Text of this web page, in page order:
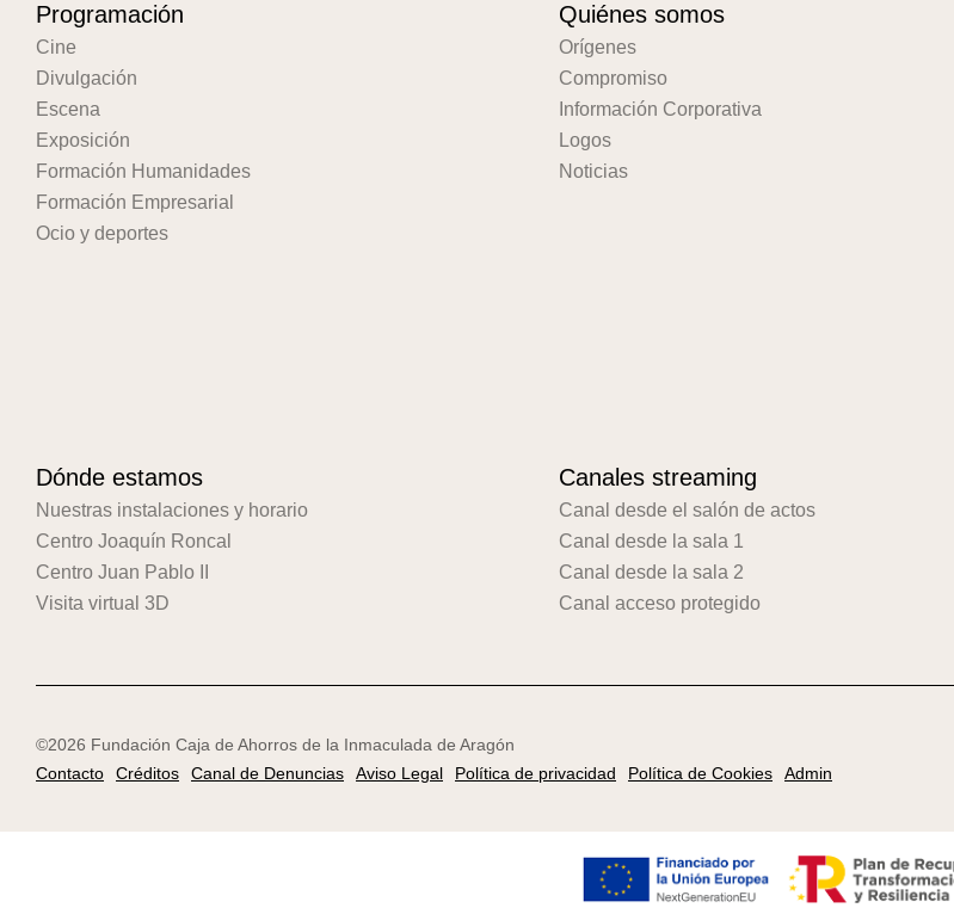
Programación
Cine
Divulgación
Escena
Exposición
Formación Humanidades
Formación Empresarial
Ocio y deportes
Quiénes somos
Orígenes
Compromiso
Información Corporativa
Logos
Noticias
Dónde estamos
Nuestras instalaciones y horario
Centro Joaquín Roncal
Centro Juan Pablo II
Visita virtual 3D
Canales streaming
Canal desde el salón de actos
Canal desde la sala 1
Canal desde la sala 2
Canal acceso protegido
©2026 Fundación Caja de Ahorros de la Inmaculada de Aragón
Contacto
Créditos Canal de Denuncias Aviso Legal Política de privacidad Política de Cookies Admin